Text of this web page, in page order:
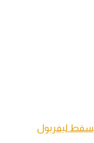
يُسقط ليفربول